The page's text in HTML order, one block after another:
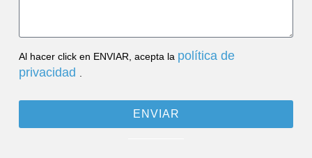
Al hacer click en ENVIAR, acepta la política de
privacidad
ENVIAR